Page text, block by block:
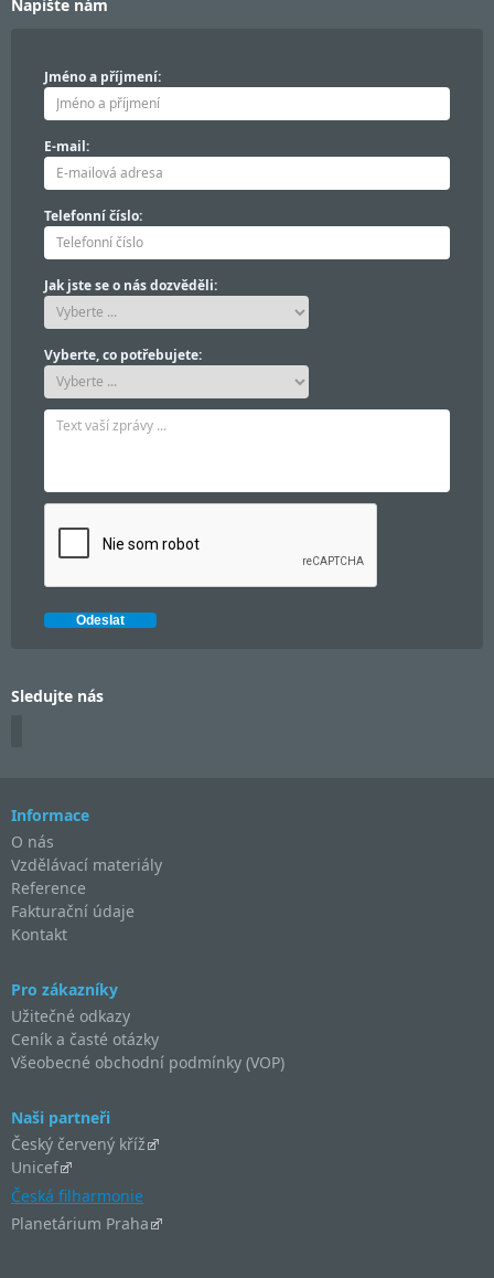
Napište nám
Jméno a příjmení:
E-mail:
Telefonní číslo:
Jak jste se o nás dozvěděli:
Vyberte, co potřebujete:
Sledujte nás
Informace
O nás
Vzdělávací materiály
Reference
Fakturační údaje
Kontakt
Pro zákazníky
Užitečné odkazy
Ceník a časté otázky
Všeobecné obchodní podmínky (VOP)
Naši partneři
Český červený kříž
Unicef
Česká filharmonie
Planetárium Praha